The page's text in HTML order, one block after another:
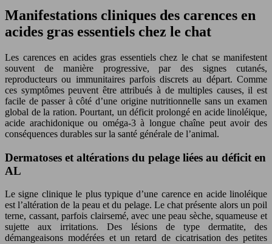
Manifestations cliniques des carences en
acides gras essentiels chez le chat
Les carences en acides gras essentiels chez le chat se manifestent
souvent de manière progressive, par des signes cutanés,
reproducteurs ou immunitaires parfois discrets au départ. Comme
ces symptômes peuvent être attribués à de multiples causes, il est
facile de passer à côté d’une origine nutritionnelle sans un examen
global de la ration. Pourtant, un déficit prolongé en acide linoléique,
acide arachidonique ou oméga-3 à longue chaîne peut avoir des
conséquences durables sur la santé générale de l’animal.
Dermatoses et altérations du pelage liées au déficit en
AL
Le signe clinique le plus typique d’une carence en acide linoléique
est l’altération de la peau et du pelage. Le chat présente alors un poil
terne, cassant, parfois clairsemé, avec une peau sèche, squameuse et
sujette aux irritations. Des lésions de type dermatite, des
démangeaisons modérées et un retard de cicatrisation des petites